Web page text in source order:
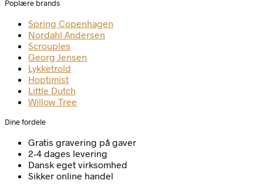
Poplære brands
Spring Copenhagen
Nordahl Andersen
Scrouples
Georg Jensen
Lykketrold
Hoptimist
Little Dutch
Willow Tree
Dine fordele
Gratis gravering på gaver
2-4 dages levering
Dansk eget virksomhed
Sikker online handel